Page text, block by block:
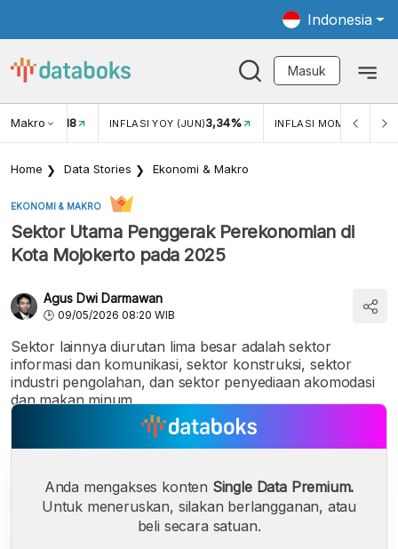
Indonesia
Masuk
Makro
USD/IDR 18 INFLASI YOY (JUN)3,34% INFLASI MOM (MEI)
Home Data Stories Ekonomi & Makro
EKONOMI & MAKRO
Sektor Utama Penggerak Perekonomian di
Kota Mojokerto pada 2025
Agus Dwi Darmawan
09/05/2026 08:20 WIB
Sektor lainnya diurutan lima besar adalah sektor
informasi dan komunikasi, sektor konstruksi, sektor
industri pengolahan, dan sektor penyediaan akomodasi
dan makan minum.
Anda mengakses konten Single Data Premium.
Untuk meneruskan, silakan berlangganan, atau
beli secara satuan.